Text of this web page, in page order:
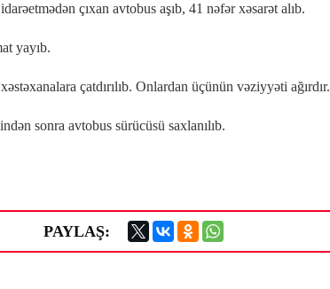
çıxan avtobus aşıb, 41 nəfər xəsarət alıb.
yayıb.
çatdırılıb. Onlardan üçünün vəziyyəti ağırdır.
sonra avtobus sürücüsü saxlanılıb.
PAYLAŞ: